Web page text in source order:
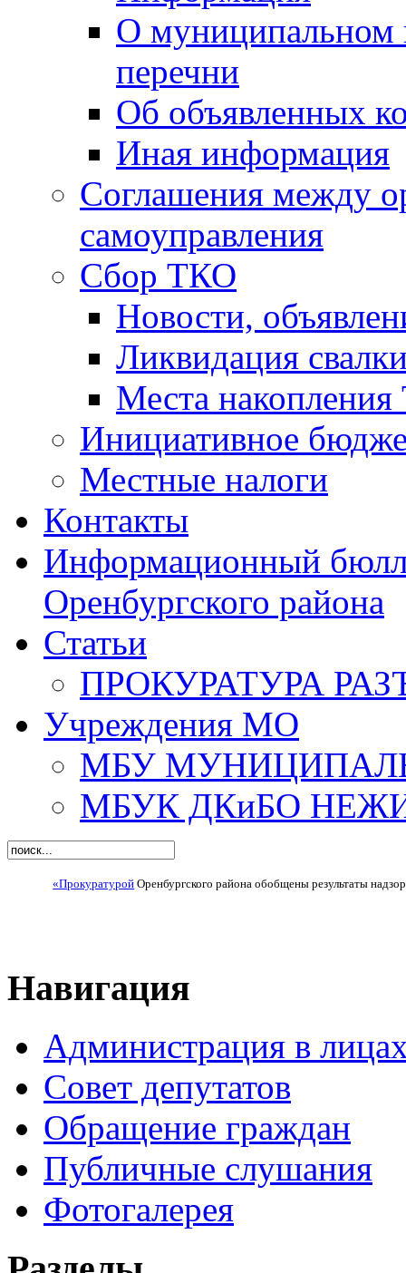
О муниципальном
перечни
Об объявленных
Иная информация
Соглашения между
самоуправления
Сбор ТКО
Новости,
Ликвидация
Места
Инициативное
Местные налоги
Контакты
Информационный
Оренбургского района
Статьи
ПРОКУРАТУРА
Учреждения МО
МБУ
МБУК ДКиБО
«Прокуратурой Оренбургского района обобщены результаты
Навигация
Администрация в
Совет депутатов
Обращение граждан
Публичные слушания
Фотогалерея